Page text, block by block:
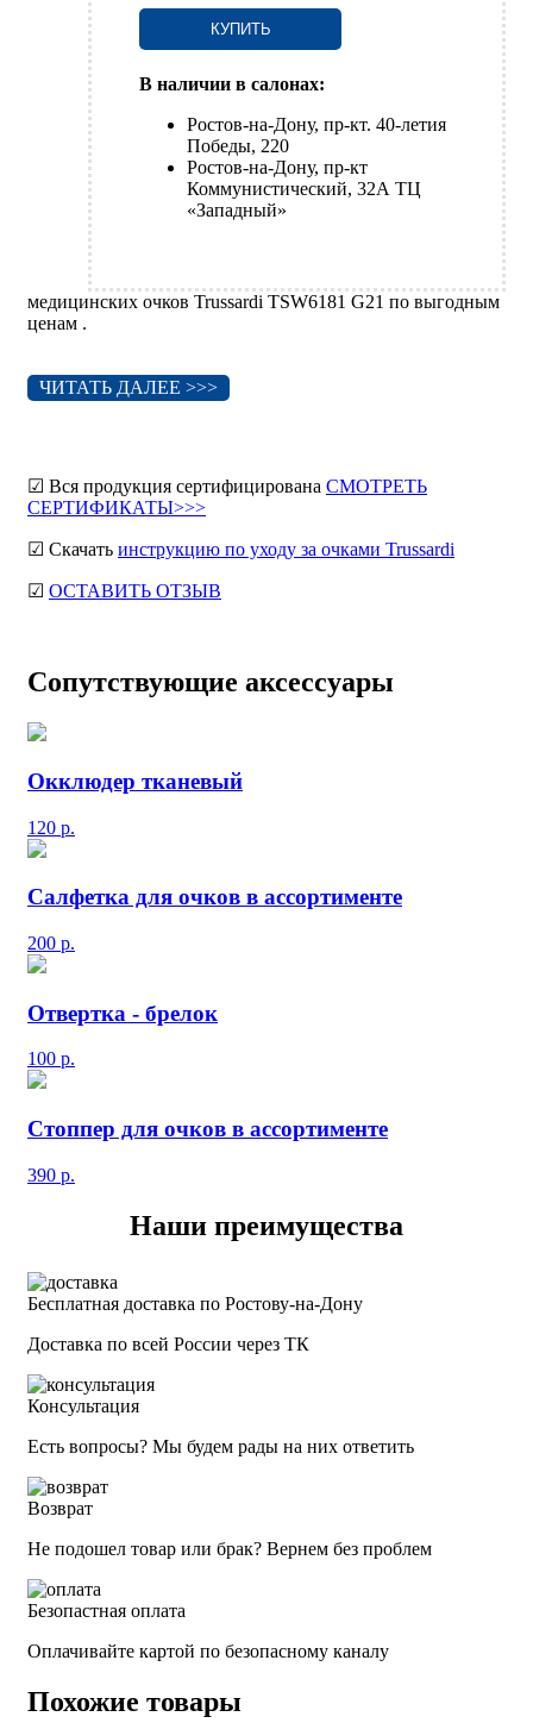
КУПИТЬ
В наличии в салонах:
Ростов-на-Дону, пр-кт. 40-летия
Победы, 220
Ростов-на-Дону, пр-кт
Коммунистический, 32А ТЦ
«Западный»
медицинских очков Trussardi TSW6181 G21 по выгодным
ценам .
ЧИТАТЬ ДАЛЕЕ >>>
☑ Вся продукция сертифицирована СМОТРЕТЬ
СЕРТИФИКАТЫ>>>
☑ Скачать инструкцию по уходу за очками Trussardi
☑ ОСТАВИТЬ ОТЗЫВ
Сопутствующие аксессуары
Окклюдер тканевый
120 р.
Салфетка для очков в ассортименте
200 р.
Отвертка - брелок
100 р.
Стоппер для очков в ассортименте
390 р.
Наши преимущества
Бесплатная доставка по Ростову-на-Дону
Доставка по всей России через ТК
Консультация
Есть вопросы? Мы будем рады на них ответить
Возврат
Не подошел товар или брак? Вернем без проблем
Безопастная оплата
Оплачивайте картой по безопасному каналу
Похожие товары